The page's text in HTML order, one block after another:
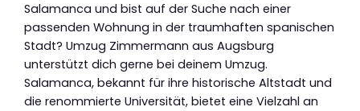
Salamanca und bist auf der Suche nach einer
passenden Wohnung in der traumhaften spanischen
Stadt? Umzug Zimmermann aus Augsburg
unterstützt dich gerne bei deinem Umzug.
Salamanca, bekannt für ihre historische Altstadt und
die renommierte Universität, bietet eine Vielzahl an